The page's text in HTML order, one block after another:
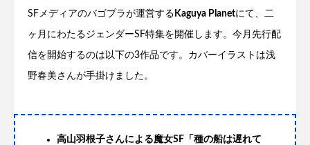
SFメディアのバゴプラが運営する Kaguya Planetにて、二
ヶ月にわたるジェンダーSF特集を開催します。今月先行配
信を開始するのは以下の3作品です。カバーイラストは浅
野春美さんが手掛けました。
高山羽根子さんによる魔女SF「種の船は遅れて